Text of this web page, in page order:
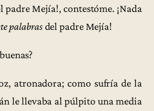
padre Mejía!, contestóme. ¡Nada
palabrasdel padre Mejía!
atronadora; como sufría de la
le llevaba al púlpito una media